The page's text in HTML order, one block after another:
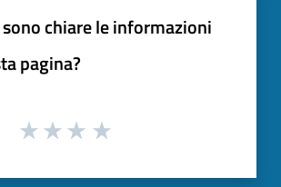
chiare le informazioni
pagina?